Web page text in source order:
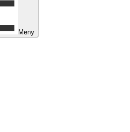
Meny